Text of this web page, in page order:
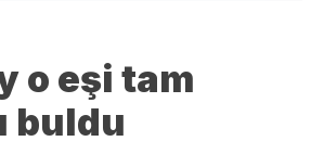
o eşi tam
buldu